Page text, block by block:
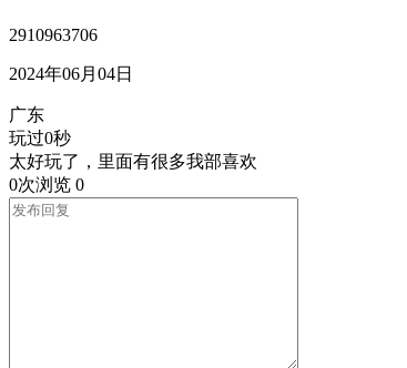
2910963706
2024年06月04日
广东
玩过0秒
太好玩了，里面有很多我部喜欢
0次浏览 0